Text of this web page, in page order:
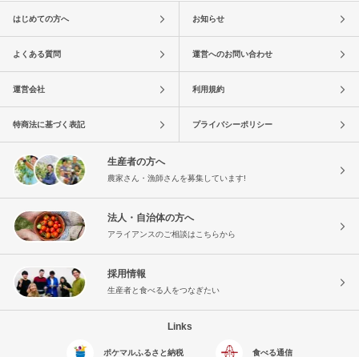
はじめての方へ お知らせ
よくある質問 運営へのお問い合わせ
運営会社 利用規約
特商法に基づく表記 プライバシーポリシー
生産者の方へ
農家さん・漁師さんを募集しています!
法人・自治体の方へ
アライアンスのご相談はこちらから
採用情報
生産者と食べる人をつなぎたい
Links
ポケマルふるさと納税 食べる通信